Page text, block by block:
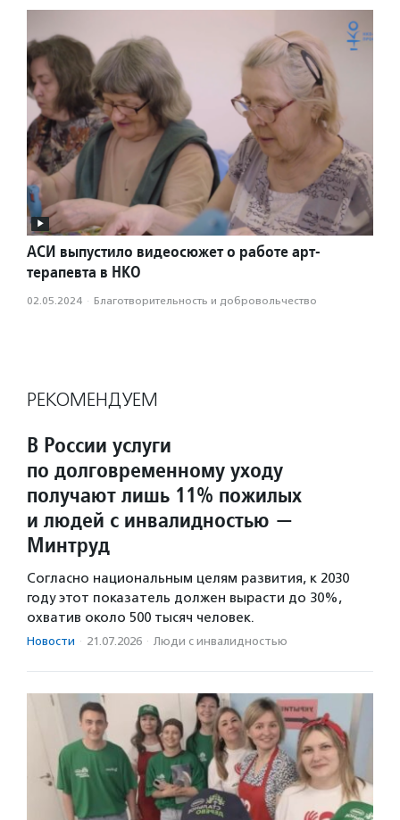
АСИ выпустило видеосюжет о работе арт-
терапевта в НКО
02.05.2024 · Благотвори­тель­ность и доброволь­чест­во
РЕКОМЕНДУЕМ
В России услуги
по долговременному уходу
получают лишь 11% пожилых
и людей с инвалидностью —
Минтруд
Согласно национальным целям развития, к 2030
году этот показатель должен вырасти до 30%,
охватив около 500 тысяч человек.
Новости · 21.07.2026 · Люди с инвалидностью